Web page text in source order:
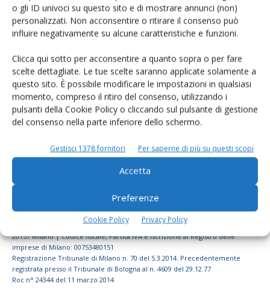
o gli ID univoci su questo sito e di mostrare annunci (non)
personalizzati. Non acconsentire o ritirare il consenso può
influire negativamente su alcune caratteristiche e funzioni.
Clicca qui sotto per acconsentire a quanto sopra o per fare
scelte dettagliate. Le tue scelte saranno applicate solamente a
questo sito. È possibile modificare le impostazioni in qualsiasi
momento, compreso il ritiro del consenso, utilizzando i
pulsanti della Cookie Policy o cliccando sul pulsante di gestione
del consenso nella parte inferiore dello schermo.
Gestisci 1378 fornitori Per saperne di più su questi scopi
Accetta
Preferenze
Cookie Policy Privacy Policy
dell’agricoltura
© Tecniche Nuove Spa. Tutti i diritti riservati. Sede legale Via Eritrea 21 -
20157 Milano | Codice fiscale, Partita IVA e Iscrizione al Registro delle
imprese di Milano: 00753480151
Registrazione Tribunale di Milano n. 70 del 5.3.2014. Precedentemente
registrata presso il Tribunale di Bologna al n. 4609 del 29.12.77
Roc n° 24344 del 11 marzo 2014